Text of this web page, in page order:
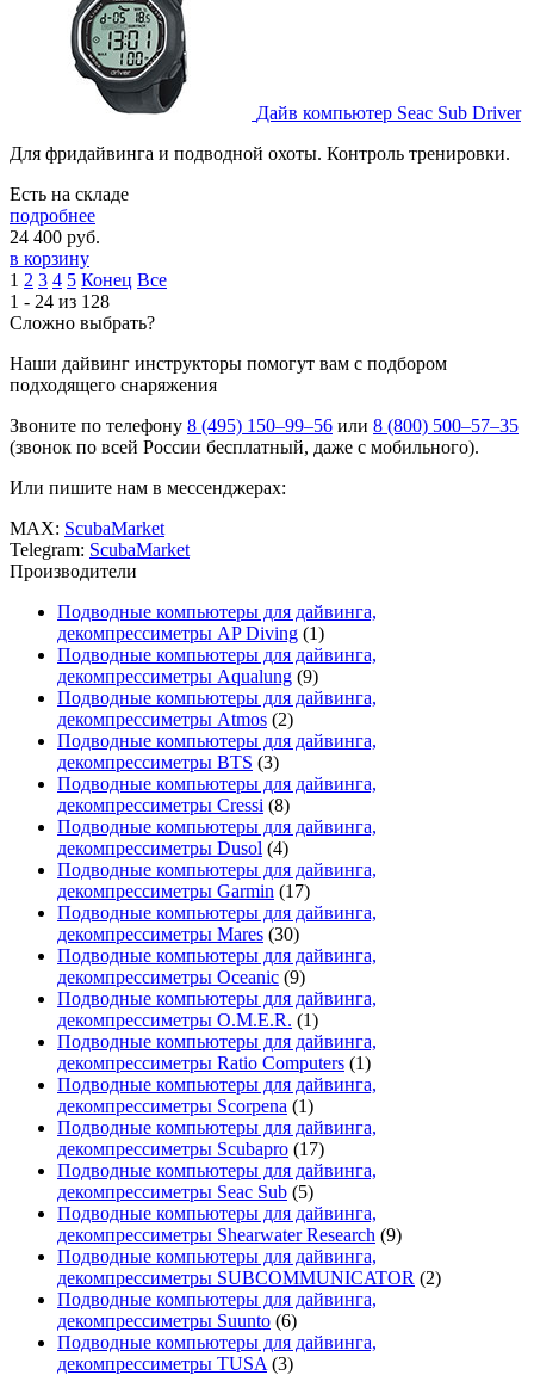
Дайв компьютер Seac Sub Driver
Для фридайвинга и подводной охоты. Контроль тренировки.
Есть на складе
подробнее
24 400 руб.
в корзину
1 2 3 4 5 Конец Все
1 - 24 из 128
Сложно выбрать?
Наши дайвинг инструкторы помогут вам с подбором
подходящего снаряжения
Звоните по телефону 8 (495) 150–99–56 или 8 (800) 500–57–35
(звонок по всей России бесплатный, даже с мобильного).
Или пишите нам в мессенджерах:
MAX: ScubaMarket
Telegram: ScubaMarket
Производители
Подводные компьютеры для дайвинга,
декомпрессиметры AP Diving (1)
Подводные компьютеры для дайвинга,
декомпрессиметры Aqualung (9)
Подводные компьютеры для дайвинга,
декомпрессиметры Atmos (2)
Подводные компьютеры для дайвинга,
декомпрессиметры BTS (3)
Подводные компьютеры для дайвинга,
декомпрессиметры Cressi (8)
Подводные компьютеры для дайвинга,
декомпрессиметры Dusol (4)
Подводные компьютеры для дайвинга,
декомпрессиметры Garmin (17)
Подводные компьютеры для дайвинга,
декомпрессиметры Mares (30)
Подводные компьютеры для дайвинга,
декомпрессиметры Oceanic (9)
Подводные компьютеры для дайвинга,
декомпрессиметры O.M.E.R. (1)
Подводные компьютеры для дайвинга,
декомпрессиметры Ratio Computers (1)
Подводные компьютеры для дайвинга,
декомпрессиметры Scorpena (1)
Подводные компьютеры для дайвинга,
декомпрессиметры Scubapro (17)
Подводные компьютеры для дайвинга,
декомпрессиметры Seac Sub (5)
Подводные компьютеры для дайвинга,
декомпрессиметры Shearwater Research (9)
Подводные компьютеры для дайвинга,
декомпрессиметры SUBCOMMUNICATOR (2)
Подводные компьютеры для дайвинга,
декомпрессиметры Suunto (6)
Подводные компьютеры для дайвинга,
декомпрессиметры TUSA (3)